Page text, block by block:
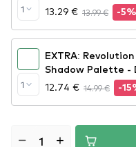
1
07 Global Citizen
13.29 € 13.99 € -5%
1
EXTRA:
Shadow Palette -
12.74 € 14.99 € -